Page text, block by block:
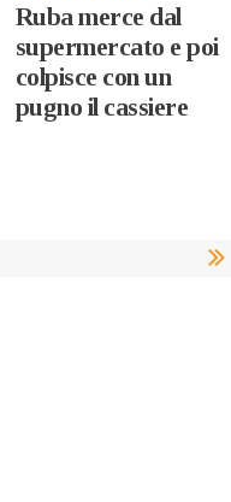
Ruba merce dal
supermercato e poi
colpisce con un
pugno il cassiere